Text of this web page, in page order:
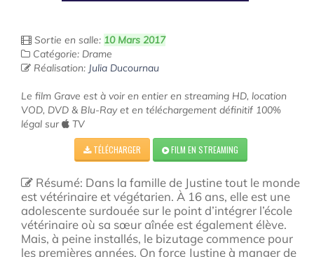
Sortie en salle: 10 Mars 2017
Catégorie: Drame
Réalisation: Julia Ducournau
Le film Grave est à voir en entier en streaming HD, location
VOD, DVD & Blu-Ray et en téléchargement définitif 100%
légal sur
TV
TÉLÉCHARGER FILM EN STREAMING
Résumé: Dans la famille de Justine tout le monde
est vétérinaire et végétarien. À 16 ans, elle est une
adolescente surdouée sur le point d’intégrer l’école
vétérinaire où sa sœur aînée est également élève.
Mais, à peine installés, le bizutage commence pour
les premières années. On force Justine à manger de